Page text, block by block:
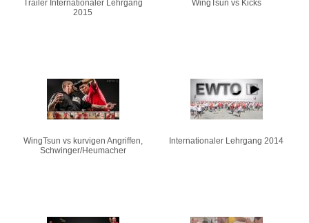
Trailer Internationaler Lehrgang
2015
WingTsun vs Kicks
WingTsun vs kurvigen Angriffen,
Schwinger/Heumacher
Internationaler Lehrgang 2014